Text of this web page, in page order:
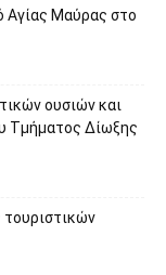
Αγίας Μαύρας στο
ουσιών και
Τμήματος Δίωξης
τουριστικών